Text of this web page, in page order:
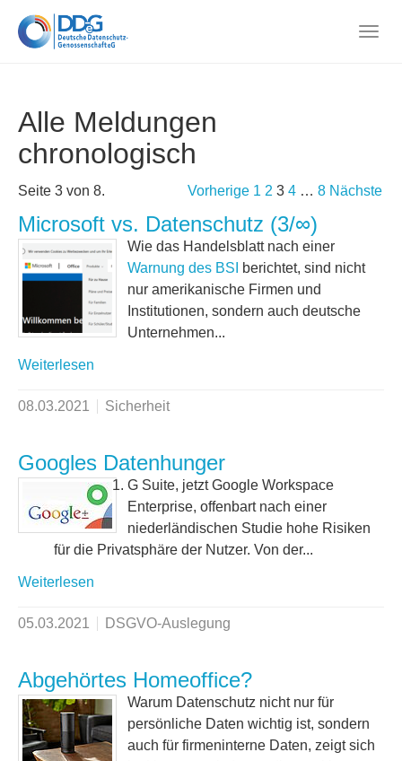
main
Alle Meldungen
chronologisch
Seite 3 von 8. Vorherige 1 2 3 4 … 8 Nächste
Microsoft vs. Datenschutz (3/∞)
Wie das Handelsblatt nach einer
Warnung des BSI
berichtet, sind nicht
nur amerikanische Firmen und
Institutionen, sondern auch deutsche
Unternehmen...
Weiterlesen
08.03.2021 Sicherheit
Googles Datenhunger
G Suite, jetzt Google Workspace
Enterprise, offenbart nach einer
niederländischen Studie hohe Risiken
für die Privatsphäre der Nutzer. Von der...
Weiterlesen
05.03.2021 DSGVO-Auslegung
Abgehörtes Homeoffice?
Warum Datenschutz nicht nur für
persönliche Daten wichtig ist, sondern
auch für firmeninterne Daten, zeigt sich